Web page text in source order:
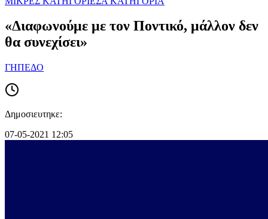
«Διαφωνούμε με τον Ποντικό, μάλλον δεν
θα συνεχίσει»
ΓΗΠΕΔΟ
Δημοσιευτηκε:
07-05-2021 12:05